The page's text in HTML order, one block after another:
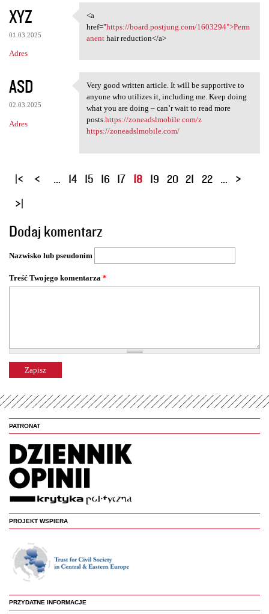
XYZ
01.03.2025
Adres
<a href="https://board
<a
href="https://board.postjung.com/1603294">Perm
anenthair reduction</a>
ASD
02.03.2025
Adres
Very good written article. It
Very good written article. It will be supportive to
anyone who utilizes it, including me. Keep doing
what you are doing – can’r wait to read more
posts.https://zoneadslmobile.com/z
https://zoneadslmobile.com/
S
o
n
y
… 14 15 16 17 18 19 20 21 22 …
Dodaj komentarz
Nazwisko lub pseudonim
Treść Twojego komentarza *
PATRONAT
PROJEKT WSPIERA
PRZYDATNE INFORMACJE